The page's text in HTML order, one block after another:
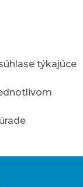
týkajúce